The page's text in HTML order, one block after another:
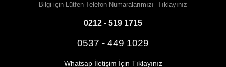
Bilgi için Lütfen Telefon Numaralarımızı Tıklayınız
0212 - 519 1715
0537 - 449 1029
Whatsap İletişim İçin Tıklayınız